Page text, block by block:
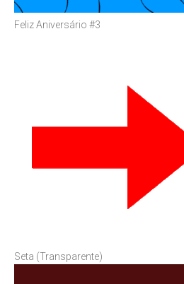
Feliz Aniversário #3
Seta (Transparente)